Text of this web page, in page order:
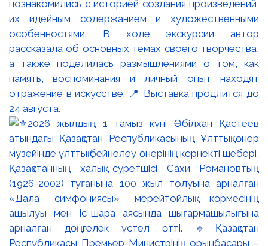
познакомились с историей создания произведений,
их идейным содержанием и художественными
особенностями. В ходе экскурсии автор
рассказала об основных темах своего творчества,
а также поделилась размышлениями о том, как
память, воспоминания и личный опыт находят
отражение в искусстве. 📍 Выставка продлится до
24 августа.